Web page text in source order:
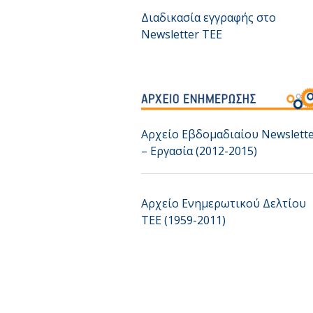
Διαδικασία εγγραφής στο
Newsletter TEE
Αρχείο Εβδομαδιαίου
– Εργασία (2012-2015)
Αρχείο Ενημερωτικού Δελτίου
ΤΕΕ (1959-2011)